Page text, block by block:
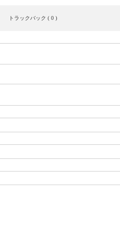
トラックバック ( 0 )